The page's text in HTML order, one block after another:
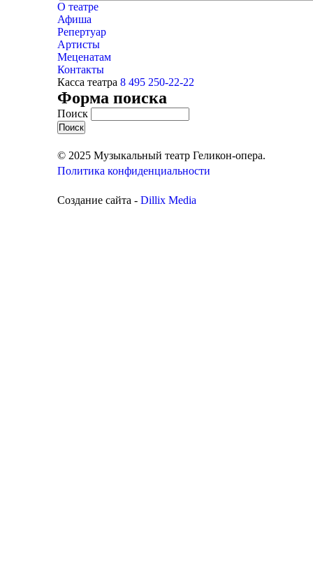
О театре
Афиша
Репертуар
Артисты
Меценатам
Контакты
Касса театра 8 495 250-22-22
Форма поиска
Поиск
© 2025 Музыкальный театр Геликон-опера.
Политика конфиденциальности
Создание сайта - Dillix Media